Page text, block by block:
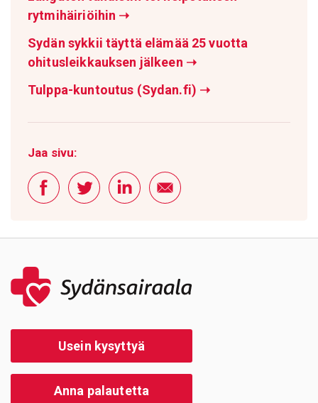
rytmihäiriöihin ➝
Sydän sykkii täyttä elämää 25 vuotta
ohitusleikkauksen jälkeen ➝
Tulppa-kuntoutus (Sydan.fi) ➝
Jaa sivu:
Usein kysyttyä
Anna palautetta